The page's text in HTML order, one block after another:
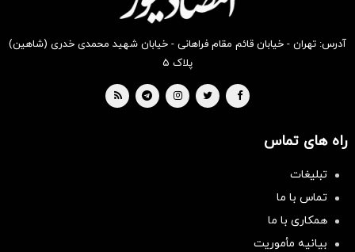
آدرس: تهران - خیابان قائم مقام فراهانی - خیابان شهید محمدی خدری (شاهین)
پلاک ۵
راه های تماس
تبلیغات
تماس با ما
همکاری با ما
بیانیه مأموریت